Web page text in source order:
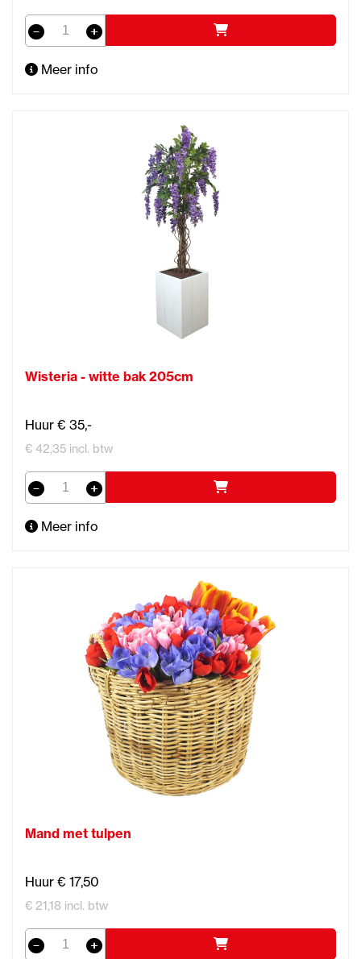
Meer info
Wisteria - witte bak 205cm
Huur € 35,-
€ 42,35 incl. btw
Meer info
Mand met tulpen
Huur € 17,50
€ 21,18 incl. btw